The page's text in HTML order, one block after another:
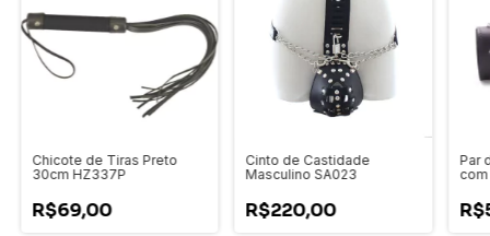
Chicote de Tiras Preto
30cm HZ337P
R$69,00
Cinto de Castidade
Masculino SA023
R$220,00
Par